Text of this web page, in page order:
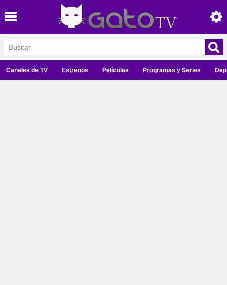
Canales de TV Estrenos Películas Programas y Series